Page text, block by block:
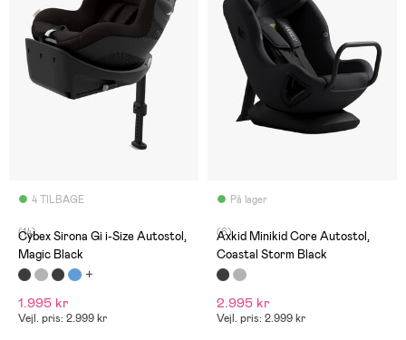
4 TILBAGE
(14)
Cybex Sirona Gi i-Size Autostol,
Magic Black
1.995 kr
Vejl. pris: 2.999 kr
På lager
(6)
Axkid Minikid Core Autostol,
Coastal Storm Black
2.995 kr
Vejl. pris: 2.999 kr